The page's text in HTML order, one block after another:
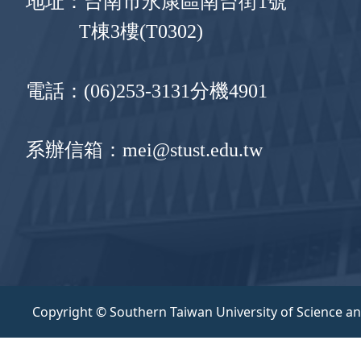
T棟3樓(T0302)
電話：(06)253-3131分機4901
系辦信箱：mei@stust.edu.tw
Copyright © Southern Taiwan University of Science